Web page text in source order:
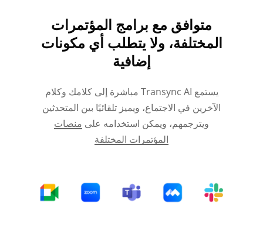
متوافق مع برامج المؤتمرات
المختلفة، ولا يتطلب أي مكونات
إضافية
يستمع Transync AI مباشرة إلى كلامك وكلام
الآخرين في الاجتماع، ويميز تلقائيًا بين المتحدثين
ويترجمهم، ويمكن استخدامه على منصات
المؤتمرات المختلفة